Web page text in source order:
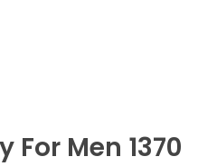
Men 1370